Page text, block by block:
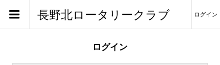
長野北ロータリークラブ ログイン
ログイン